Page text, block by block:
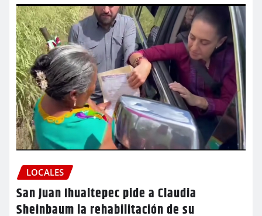
LOCALES
San Juan Ihualtepec pide a Claudia
Sheinbaum la rehabilitación de su